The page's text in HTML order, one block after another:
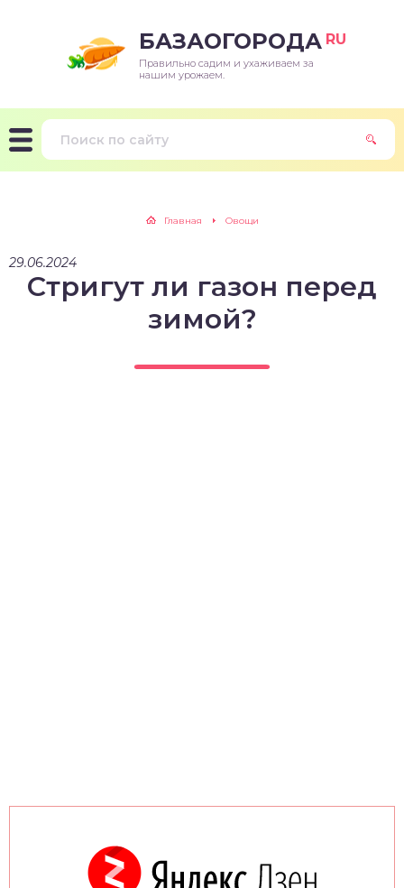
БАЗАОГОРОДА RU
Правильно садим и ухаживаем за
нашим урожаем.
Главная Овощи
29.06.2024
Стригут ли газон перед
зимой?